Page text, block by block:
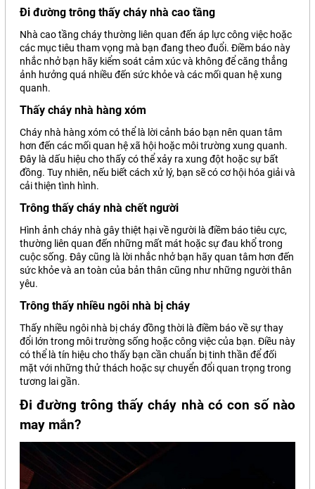
Đi đường trông thấy cháy nhà cao tầng
Nhà cao tầng cháy thường liên quan đến áp lực công việc hoặc
các mục tiêu tham vọng mà bạn đang theo đuổi. Điềm báo này
nhắc nhở bạn hãy kiểm soát cảm xúc và không để căng thẳng
ảnh hưởng quá nhiều đến sức khỏe và các mối quan hệ xung
quanh.
Thấy cháy nhà hàng xóm
Cháy nhà hàng xóm có thể là lời cảnh báo bạn nên quan tâm
hơn đến các mối quan hệ xã hội hoặc môi trường xung quanh.
Đây là dấu hiệu cho thấy có thể xảy ra xung đột hoặc sự bất
đồng. Tuy nhiên, nếu biết cách xử lý, bạn sẽ có cơ hội hóa giải và
cải thiện tình hình.
Trông thấy cháy nhà chết người
Hình ảnh cháy nhà gây thiệt hại về người là điềm báo tiêu cực,
thường liên quan đến những mất mát hoặc sự đau khổ trong
cuộc sống. Đây cũng là lời nhắc nhở bạn hãy quan tâm hơn đến
sức khỏe và an toàn của bản thân cũng như những người thân
yêu.
Trông thấy nhiều ngôi nhà bị cháy
Thấy nhiều ngôi nhà bị cháy đồng thời là điềm báo về sự thay
đổi lớn trong môi trường sống hoặc công việc của bạn. Điều này
có thể là tín hiệu cho thấy bạn cần chuẩn bị tinh thần để đối
mặt với những thử thách hoặc sự chuyển đổi quan trọng trong
tương lai gần.
Đi đường trông thấy cháy nhà có con số nào
may mắn?